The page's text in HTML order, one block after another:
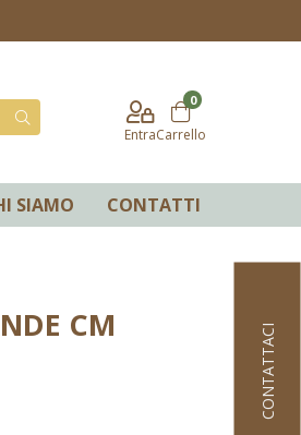
Entra
0
Carrello
SIAMO CONTATTI
CM
CONTATTACI